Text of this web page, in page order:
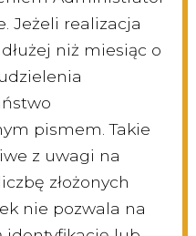
Jeżeli realizacja
niż miesiąc o
pismem. Takie
z uwagi na
złożonych
nie pozwala na